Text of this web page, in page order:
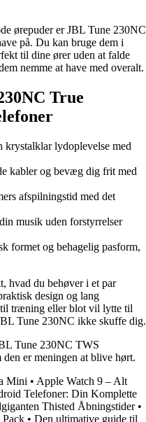
ørepuder er JBL Tune 230NC
på. Du kan bruge dem i
til dine ører uden at falde
nemme at have med overalt.
True
krystalklar lydoplevelse med
kabler og bevæg dig frit med
afspilningstid med det
musik uden forstyrrelser
formet og behagelig pasform,
hvad du behøver i et par
design og lang
til træning eller blot vil lytte til
Tune 230NC ikke skuffe dig.
Tune 230NC TWS
er meningen at blive hørt.
Mini • Apple Watch 9 – Alt
Telefoner: Din Komplette
Thisted Åbningstider•
• Den ultimative guide til